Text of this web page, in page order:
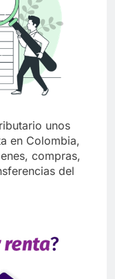
unos
en Colombia,
compras,
del